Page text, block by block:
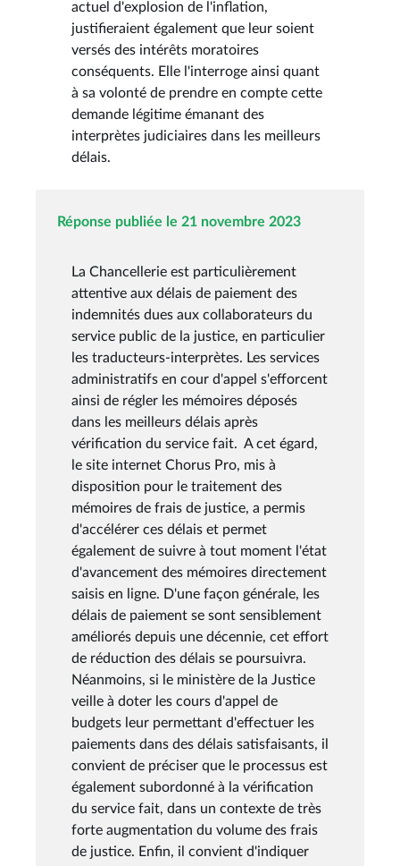
actuel d'explosion de l'inflation,
justifieraient également que leur soient
versés des intérêts moratoires
conséquents. Elle l'interroge ainsi quant
à sa volonté de prendre en compte cette
demande légitime émanant des
interprètes judiciaires dans les meilleurs
délais.
Réponse publiée le 21 novembre 2023
La Chancellerie est particulièrement
attentive aux délais de paiement des
indemnités dues aux collaborateurs du
service public de la justice, en particulier
les traducteurs-interprètes. Les services
administratifs en cour d'appel s'efforcent
ainsi de régler les mémoires déposés
dans les meilleurs délais après
vérification du service fait. A cet égard,
le site internet Chorus Pro, mis à
disposition pour le traitement des
mémoires de frais de justice, a permis
d'accélérer ces délais et permet
également de suivre à tout moment l'état
d'avancement des mémoires directement
saisis en ligne. D'une façon générale, les
délais de paiement se sont sensiblement
améliorés depuis une décennie, cet effort
de réduction des délais se poursuivra.
Néanmoins, si le ministère de la Justice
veille à doter les cours d'appel de
budgets leur permettant d'effectuer les
paiements dans des délais satisfaisants, il
convient de préciser que le processus est
également subordonné à la vérification
du service fait, dans un contexte de très
forte augmentation du volume des frais
de justice. Enfin, il convient d'indiquer